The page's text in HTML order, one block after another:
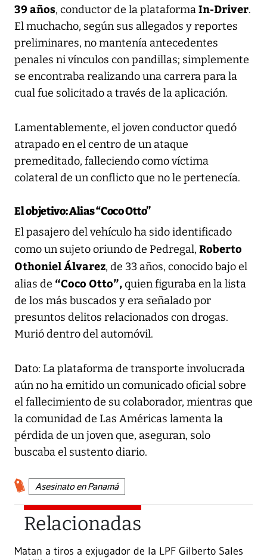
39 años, conductor de la plataformaIn-Driver.
El muchacho, según sus allegados y reportes
preliminares, no mantenía antecedentes
penales ni vínculos con pandillas; simplemente
se encontraba realizando una carrera para la
cual fue solicitado a través de la aplicación.
Lamentablemente, el joven conductor quedó
atrapado en el centro de un ataque
premeditado, falleciendo como víctima
colateral de un conflicto que no le pertenecía.
El objetivo: Alias “Coco Otto”
El pasajero del vehículo ha sido identificado
como un sujeto oriundo de Pedregal, Roberto
Othoniel Álvarez, de 33 años, conocido bajo el
alias de “Coco Otto”,quienfiguraba en la lista
de los más buscados y era señalado por
presuntos delitos relacionados con drogas.
Murió dentro del automóvil.
Dato: La plataforma de transporte involucrada
aún no ha emitido un comunicado oficial sobre
el fallecimiento de su colaborador, mientras que
la comunidad de Las Américas lamenta la
pérdida de un joven que, aseguran, solo
buscaba el sustento diario.
Asesinato en Panamá
Relacionadas
Matan a tiros a exjugador de la LPF Gilberto Sales